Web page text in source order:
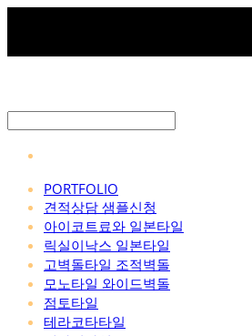
PORTFOLIO
견적상담 샘플신청
아이코트료와 일본타일
릭실이낙스 일본타일
고벽돌타일 조적벽돌
모노타일 와이드벽돌
점토타일
테라코타타일